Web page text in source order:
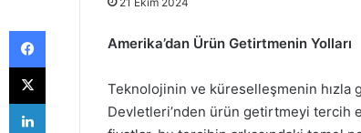
Amerika’dan Ürün Getirtmenin Yolları
Teknolojinin ve küreselleşmenin
Devletleri’nden ürün getirtmeyi tercih
Facebook
X
LinkedIn